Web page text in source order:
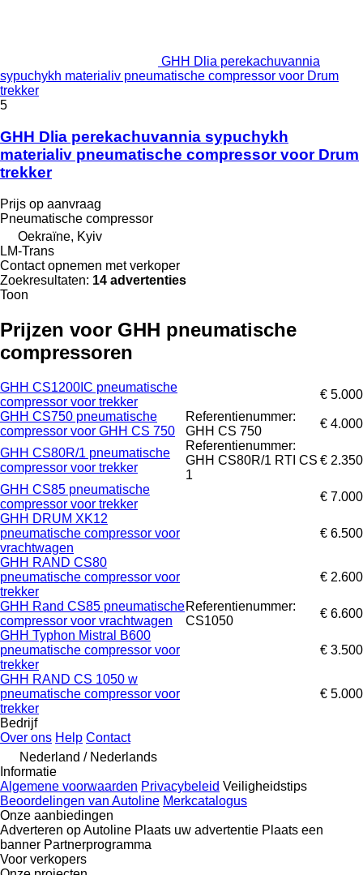
GHH Dlia perekachuvannia
sypuchykh materialiv pneumatische compressor voor Drum
trekker
5
GHH Dlia perekachuvannia sypuchykh
materialiv pneumatische compressor voor Drum
trekker
Prijs op aanvraag
Pneumatische compressor
Oekraïne, Kyiv
LM-Trans
Contact opnemen met verkoper
Zoekresultaten: 14 advertenties
Toon
Prijzen voor GHH pneumatische
compressoren
GHH CS1200IC pneumatische
compressor voor trekker
€ 5.000
GHH CS750 pneumatische
compressor voor GHH CS 750
Referentienummer:
GHH CS 750
€ 4.000
GHH CS80R/1 pneumatische
compressor voor trekker
Referentienummer:
GHH CS80R/1 RTI CS
1
€ 2.350
GHH CS85 pneumatische
compressor voor trekker
€ 7.000
GHH DRUM XK12
pneumatische compressor voor
vrachtwagen
€ 6.500
GHH RAND CS80
pneumatische compressor voor
trekker
€ 2.600
GHH Rand CS85 pneumatische
compressor voor vrachtwagen
Referentienummer:
CS1050
€ 6.600
GHH Typhon Mistral B600
pneumatische compressor voor
trekker
€ 3.500
GHH RAND CS 1050 w
pneumatische compressor voor
trekker
€ 5.000
Bedrijf
Over ons Help Contact
Nederland / Nederlands
Informatie
Algemene voorwaarden Privacybeleid Veiligheidstips
Beoordelingen van Autoline Merkcatalogus
Onze aanbiedingen
Adverteren op Autoline Plaats uw advertentie Plaats een
banner Partnerprogramma
Voor verkopers